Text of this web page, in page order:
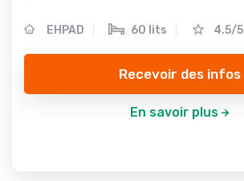
EHPAD 60 lits 4.5/5
Recevoir des infos
En savoir plus